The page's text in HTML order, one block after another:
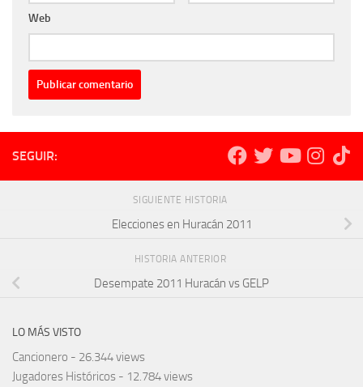
Web
SEGUIR:
SIGUIENTE HISTORIA
Elecciones en Huracán 2011
HISTORIA ANTERIOR
Desempate 2011 Huracán vs GELP
LO MÁS VISTO
Cancionero - 26.344 views
Jugadores Históricos - 12.784 views